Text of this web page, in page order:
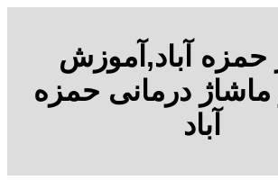
حمزه آباد,آموزش
ماشاژ درمانی حمزه
آباد